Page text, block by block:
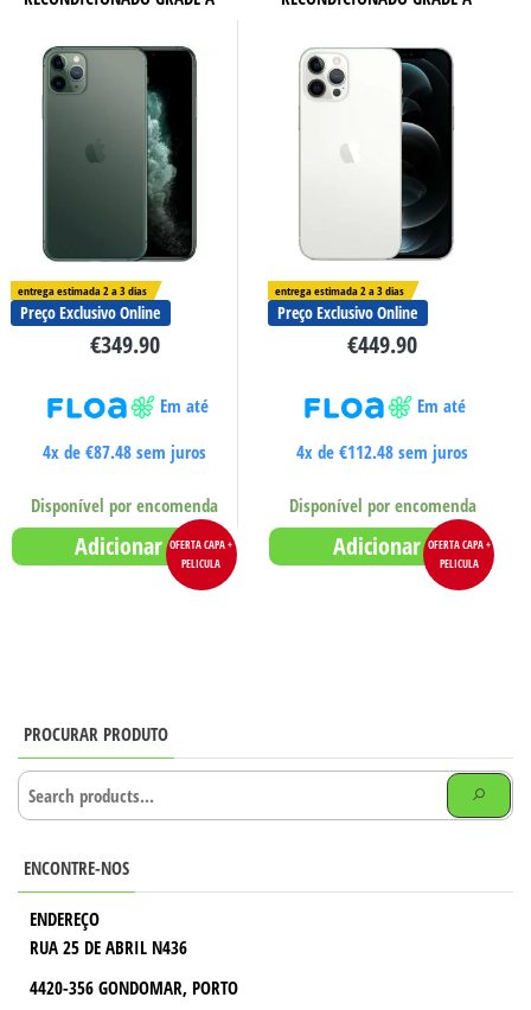
OFERTA CAPA +
PELICULA
entrega estimada 2 a 3 dias
Preço Exclusivo Online
€349.90
Em até
4x de€87.48 sem juros
Disponível por encomenda
Adicionar
OFERTA CAPA +
PELICULA
entrega estimada 2 a 3 dias
Preço Exclusivo Online
€449.90
Em até
4x de€112.48 sem juros
Disponível por encomenda
Adicionar
PROCURAR PRODUTO
ENCONTRE-NOS
ENDEREÇO
RUA 25 DE ABRIL N436
4420-356 GONDOMAR, PORTO